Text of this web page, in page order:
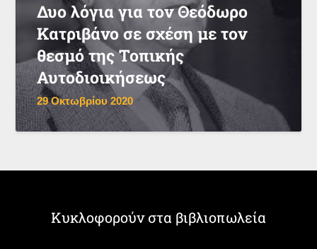
Δυο λόγια για τον Θεόδωρο
Κατριβάνο σε σχέση με τον
θεσμό της Τοπικής
Αυτοδιοικήσεως
29 Οκτωβρίου 2020
Κυκλοφορούν στα βιβλιοπωλεία